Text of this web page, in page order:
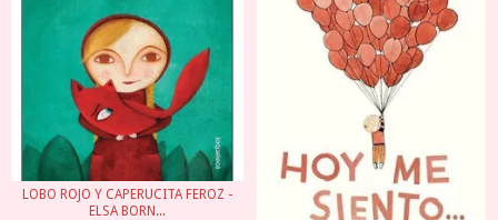
LOBO ROJO Y CAPERUCITA FEROZ -
ELSA BORN...